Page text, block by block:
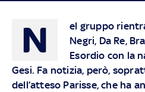
N
el gruppo
Negri, Da Re,
Esordio con la
Gesi. Fa notizia, però,
dell’atteso Parisse, che ha